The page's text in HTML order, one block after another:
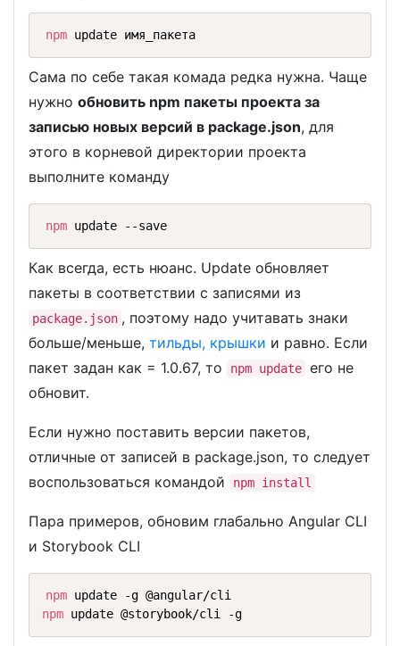
npm update имя_пакета
Сама по себе такая комада редка нужна. Чаще
нужно обновить npm пакеты проекта за
записью новых версий в package.json, для
этого в корневой директории проекта
выполните команду
npm update --save
Как всегда, есть нюанс. Update обновляет
пакеты в соответствии с записями из
package.json , поэтому надо учитавать знаки
больше/меньше, тильды, крышки и равно. Если
пакет задан как = 1.0.67, то
npm update его не
обновит.
Если нужно поставить версии пакетов,
отличные от записей в package.json, то следует
воспользоваться командой
npm install
Пара примеров, обновим глабально Angular CLI
и Storybook CLI
npm
npm update @storybook/cli -g